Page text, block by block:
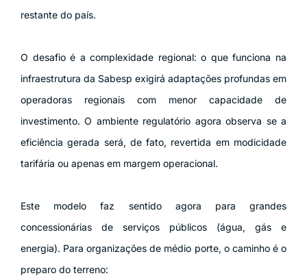
restante do país.
O desafio é a complexidade regional: o que funciona na
infraestrutura da Sabesp exigirá adaptações profundas em
operadoras regionais com menor capacidade de
investimento. O ambiente regulatório agora observa se a
eficiência gerada será, de fato, revertida em modicidade
tarifária ou apenas em margem operacional.
Este modelo faz sentido agora para grandes
concessionárias de serviços públicos (água, gás e
energia). Para organizações de médio porte, o caminho é o
preparo do terreno: